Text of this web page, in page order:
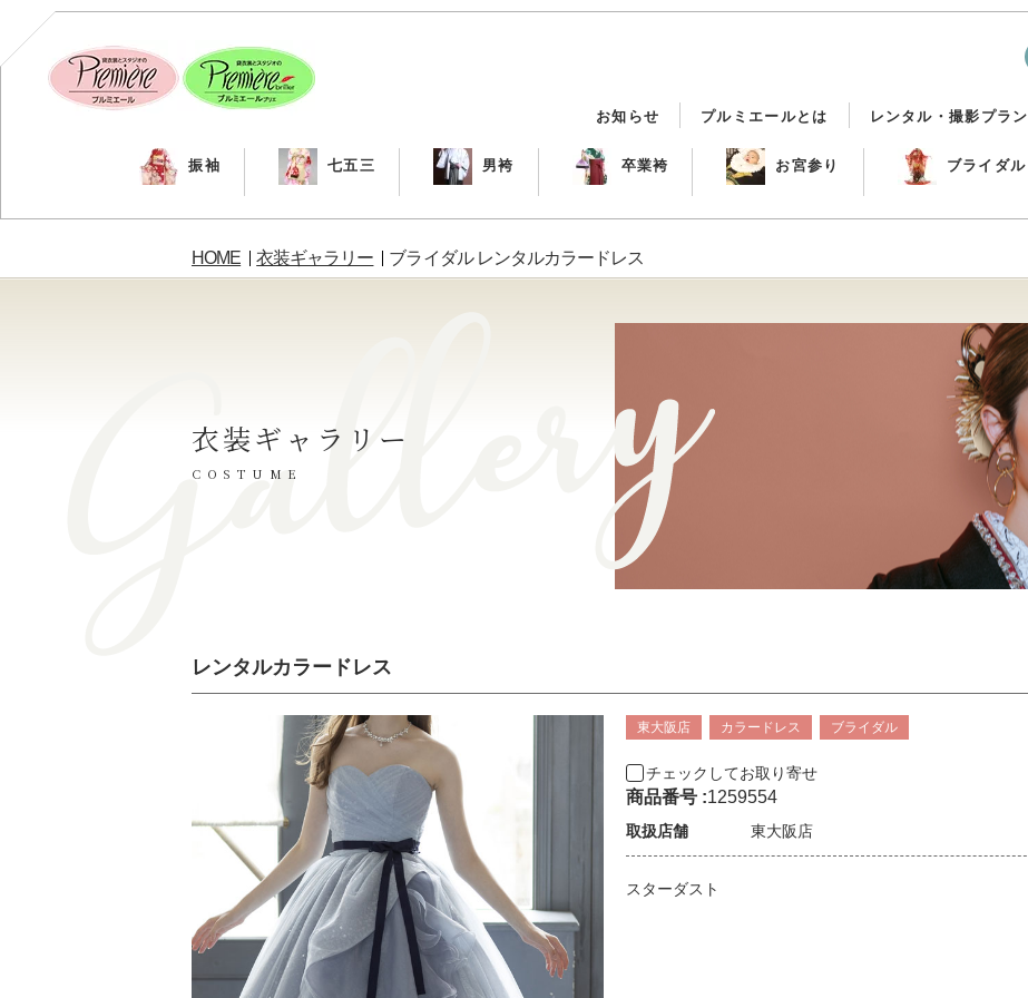
お知らせ プルミエールとは レンタル・撮影プラン
振袖 七五三 男袴 卒業袴 お宮参り ブライダル
HOME 衣装ギャラリー ブライダル レンタルカラードレス
衣装ギャラリー
COSTUME
レンタルカラードレス
東大阪店 カラードレス ブライダル
チェックしてお取り寄せ
商品番号 :1259554
取扱店舗 東大阪店
スターダスト